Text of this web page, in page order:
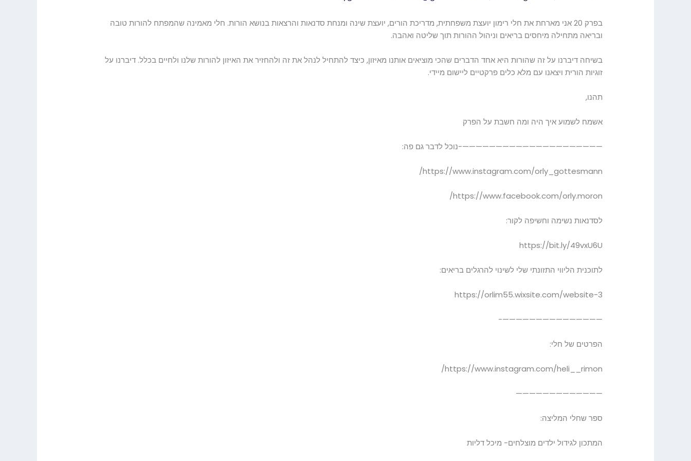
בפרק 20 אני מארחת את חלי רימון יועצת משפחתית, מדריכת הורים, יועצת שינה ומנחת סדנאות והרצאות בנושא הורות. חלי מאמינה שהמפתח להורות טובה
ובריאה מתחילה מיחסים בריאים וניהול ההורות תוך שליטה ואהבה.
בשיחה דיברנו על זה שהורות היא אחד הדברים שהכי מוציאים אותנו מאיזון, כיצד להתחיל לנהל את זה ולהחזיר את האיזון להורות שלנו ולחיים בכלל. דיברנו על
זוגיות הורית ויצאנו עם מלא כלים פרקטיים ליישום מיידי.
תהנו,
אשמח לשמוע איך היה ומה חשבת על הפרק
—————————————————————-נוכל לדבר גם פה:
https://www.instagram.com/orly_gottesmann/
https://www.facebook.com/orly.moron/
לסדנאות נשימה וחשיפה לקור:
https://bit.ly/49vxU6U
לתוכנית הליווי התזונתי שלי לשינוי להרגלים בריאים:
https://orlim55.wixsite.com/website-3
———————————————-
הפרטים של חלי:
https://www.instagram.com/heli__rimon/
—————————————
ספר שחלי המליצה:
המתכון לגידול ילדים מוצלחים- מיכל דליות